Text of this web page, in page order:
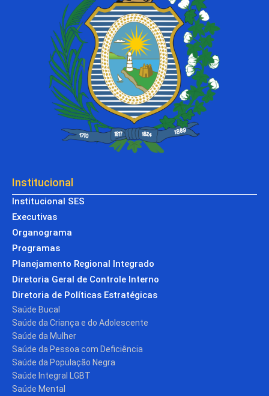
Institucional
Institucional SES
Executivas
Organograma
Programas
Planejamento Regional Integrado
Diretoria Geral de Controle Interno
Diretoria de Políticas Estratégicas
Saúde Bucal
Saúde da Criança e do Adolescente
Saúde da Mulher
Saúde da Pessoa com Deficiência
Saúde da População Negra
Saúde Integral LGBT
Saúde Mental